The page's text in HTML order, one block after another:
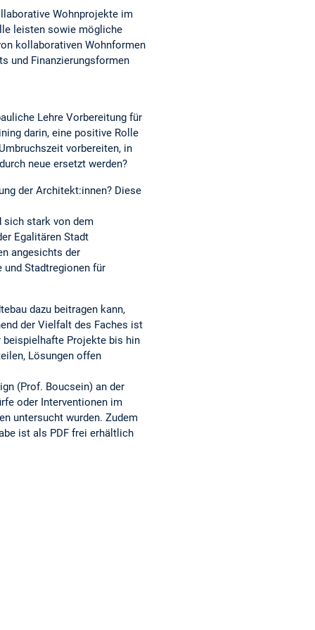
Wohnprojekte im
leisten sowie mögliche
kollaborativen Wohnformen
und Finanzierungsformen
Lehre Vorbereitung für
darin, eine positive Rolle
vorbereiten, in
neue ersetzt werden?
der Architekt:innen? Diese
sich stark von dem
Egalitären Stadt
angesichts der
und Stadtregionen für
dazu beitragen kann,
der Vielfalt des Faches ist
Projekte bis hin
Lösungen offen
(Prof. Boucsein) an der
oder Interventionen im
untersucht wurden. Zudem
ist als PDF frei erhältlich